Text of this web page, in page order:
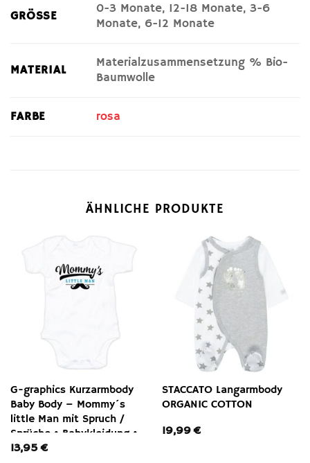
GRÖSSE
0-3 Monate, 12-18 Monate, 3-6
Monate, 6-12 Monate
MATERIAL
Materialzusammensetzung % Bio-
Baumwolle
FARBE rosa
ÄHNLICHE PRODUKTE
G-graphics Kurzarmbody
Baby Body – Mommy´s
little Man mit Spruch /
Sprüche • Babykleidung •
Geschenk zum Muttertag /
13,95€
STACCATO Langarmbody
ORGANIC COTTON
19,99€